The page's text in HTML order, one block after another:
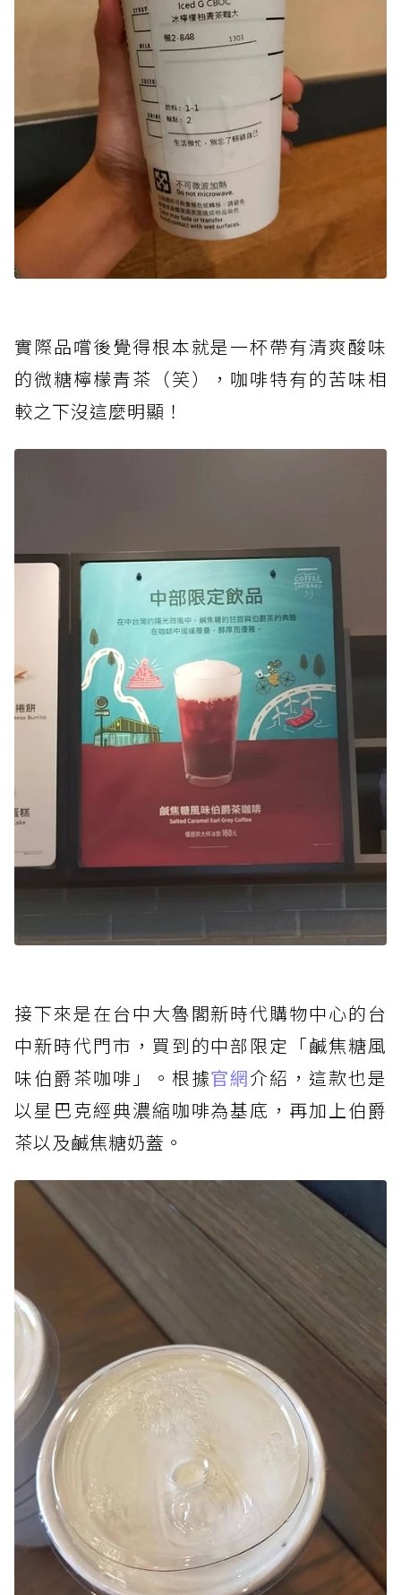
實際品嚐後覺得根本就是一杯帶有清爽酸味
的微糖檸檬青茶（笑），咖啡特有的苦味相
較之下沒這麼明顯！
接下來是在台中大魯閣新時代購物中心的台
中新時代門市，買到的中部限定「鹹焦糖風
味伯爵茶咖啡」。根據官網介紹，這款也是
以星巴克經典濃縮咖啡為基底，再加上伯爵
茶以及鹹焦糖奶蓋。